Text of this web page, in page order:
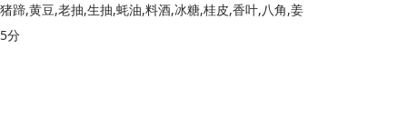
猪蹄,黄豆,老抽,生抽,蚝油,料酒,冰糖,桂皮,香叶,八角,姜
5分